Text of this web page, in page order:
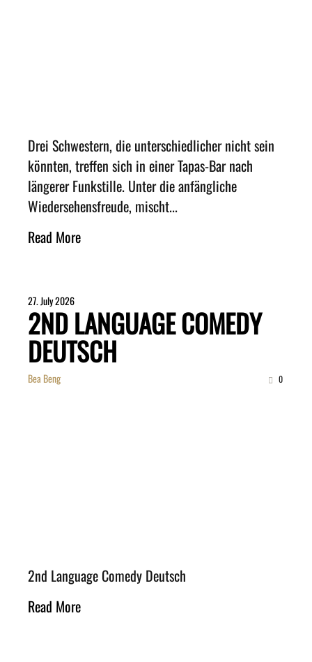
Drei Schwestern, die unterschiedlicher nicht sein
könnten, treffen sich in einer Tapas-Bar nach
längerer Funkstille. Unter die anfängliche
Wiedersehensfreude, mischt...
Read More
27. July 2026
2ND LANGUAGE COMEDY
DEUTSCH
Bea Beng 0
2nd Language Comedy Deutsch
Read More